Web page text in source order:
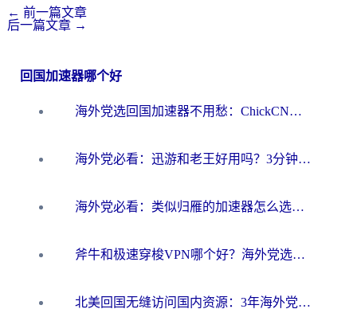
← 前一篇文章
后一篇文章 →
回国加速器哪个好
海外党选回国加速器不用愁：ChickCN和洞见哪个好？一篇搞定所有疑问
海外党必看：迅游和老王好用吗？3分钟选对加速国内网络的加速器
海外党必看：类似归雁的加速器怎么选？一篇搞定无缝访问国内资源
斧牛和极速穿梭VPN哪个好？海外党选回国加速器必看的真实对比与避坑指南
北美回国无缝访问国内资源：3年海外党亲测的加速器选择指南